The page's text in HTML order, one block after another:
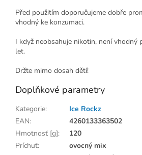
Před použitím doporučujeme dobře
vhodný ke konzumaci.
I když neobsahuje nikotin, není vhodný
let.
Držte mimo dosah dětí!
Doplňkové parametry
Kategorie:
Ice Rockz
EAN:
4260133363502
Hmotnosť [g]:
120
Príchuť:
ovocný mix